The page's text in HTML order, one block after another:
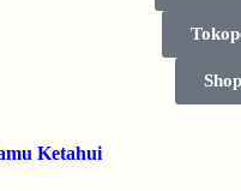
Ketahui